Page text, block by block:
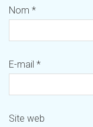
Nom *
E-mail *
Site web